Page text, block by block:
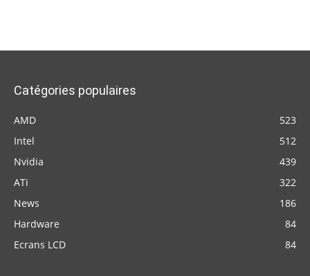
Catégories populaires
AMD
523
Intel
512
Nvidia
439
ATi
322
News
186
Hardware
84
Ecrans LCD
84